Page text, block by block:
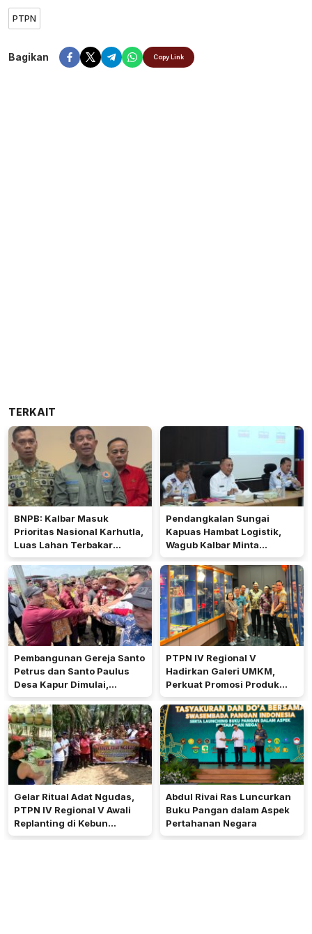
PTPN
Bagikan Copy Link
TERKAIT
BNPB: Kalbar Masuk
Prioritas Nasional Karhutla,
Luas Lahan Terbakar
Peringkat Keempat
Pendangkalan Sungai
Kapuas Hambat Logistik,
Wagub Kalbar Minta
Pengerukan Diprioritaskan
Pembangunan Gereja Santo
Petrus dan Santo Paulus
Desa Kapur Dimulai,
Pemkab Kubu Raya Siapkan
Akses Jalan
PTPN IV Regional V
Hadirkan Galeri UMKM,
Perkuat Promosi Produk
Mitra Binaan Melalui Inovasi
Digital
Gelar Ritual Adat Ngudas,
PTPN IV Regional V Awali
Replanting di Kebun
Kembayan
Abdul Rivai Ras Luncurkan
Buku Pangan dalam Aspek
Pertahanan Negara